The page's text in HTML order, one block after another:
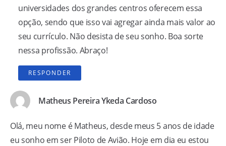
universidades dos grandes centros oferecem essa
opção, sendo que isso vai agregar ainda mais valor ao
seu currículo. Não desista de seu sonho. Boa sorte
nessa profissão. Abraço!
RESPONDER
Matheus Pereira Ykeda Cardoso
Olá, meu nome é Matheus, desde meus 5 anos de idade
eu sonho em ser Piloto de Avião. Hoje em dia eu estou